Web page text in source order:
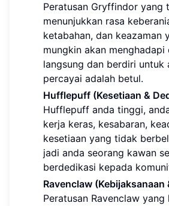
Peratusan Gryffindor yang
menunjukkan rasa
ketabahan, dan keazaman
mungkin akan menghadapi
langsung dan berdiri untuk
percayai adalah betul.
Hufflepuff (Kesetiaan &
Hufflepuff anda tinggi,
kerja keras, kesabaran,
kesetiaan yang tidak
jadi anda seorang kawan
berdedikasi kepada
Ravenclaw (Kebijaksanaan
Peratusan Ravenclaw yang